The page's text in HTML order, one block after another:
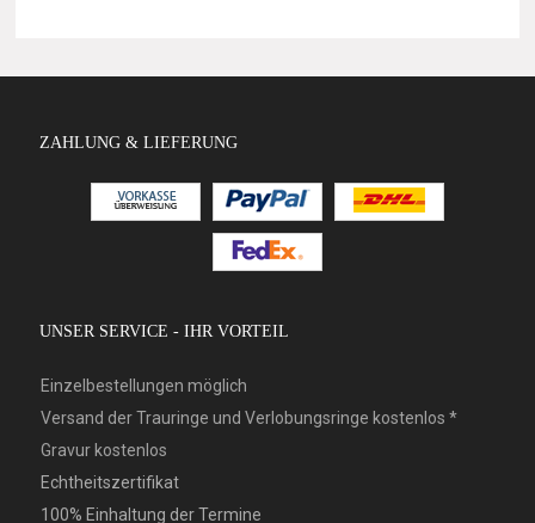
ZAHLUNG & LIEFERUNG
UNSER SERVICE - IHR VORTEIL
Einzelbestellungen möglich
Versand der Trauringe und Verlobungsringe kostenlos *
Gravur kostenlos
Echtheitszertifikat
100% Einhaltung der Termine